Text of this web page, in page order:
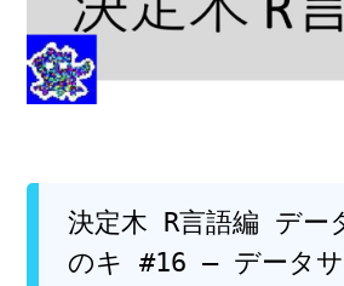
決定木 R言語編 デー
のキ #16 – データサ